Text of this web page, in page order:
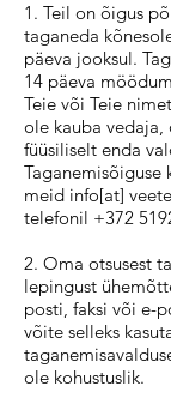
1. Teil on õigus
taganeda
päeva jooksul.
14 päeva
Teie või Teie
ole kauba vedaja,
füüsiliselt enda
Taganemisõiguse
meid info[at]
telefonil +372
2. Oma otsusest
lepingust
posti, faksi või e-
võite selleks
ole kohustuslik.